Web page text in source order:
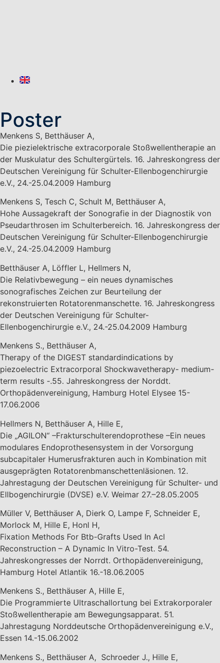
Poster
Menkens S, Betthäuser A,
Die piezielektrische extracorporale Stoßwellentherapie an
der Muskulatur des Schultergürtels. 16. Jahreskongress der
Deutschen Vereinigung für Schulter-Ellenbogenchirurgie
e.V., 24.-25.04.2009 Hamburg
Menkens S, Tesch C, Schult M, Betthäuser A,
Hohe Aussagekraft der Sonografie in der Diagnostik von
Pseudarthrosen im Schulterbereich. 16. Jahreskongress der
Deutschen Vereinigung für Schulter-Ellenbogenchirurgie
e.V., 24.-25.04.2009 Hamburg
Betthäuser A, Löffler L, Hellmers N,
Die Relativbewegung – ein neues dynamisches
sonografisches Zeichen zur Beurteilung der
rekonstruierten Rotatorenmanschette. 16. Jahreskongress
der Deutschen Vereinigung für Schulter-
Ellenbogenchirurgie e.V., 24.-25.04.2009 Hamburg
Menkens S., Betthäuser A,
Therapy of the DIGEST standardindications by
piezoelectric Extracorporal Shockwavetherapy- medium-
term results -.55. Jahreskongress der Norddt.
Orthopädenvereinigung, Hamburg Hotel Elysee 15-
17.06.2006
Hellmers N, Betthäuser A, Hille E,
Die „AGILON“ –Frakturschulterendoprothese –Ein neues
modulares Endoprothesensystem in der Vorsorgung
subcapitaler Humerusfrakturen auch in Kombination mit
ausgeprägten Rotatorenbmanschettenläsionen. 12.
Jahrestagung der Deutschen Vereinigung für Schulter- und
Ellbogenchirurgie (DVSE) e.V. Weimar 27.–28.05.2005
Müller V, Betthäuser A, Dierk O, Lampe F, Schneider E,
Morlock M, Hille E, Honl H,
Fixation Methods For Btb-Grafts Used In Acl
Reconstruction – A Dynamic In Vitro-Test. 54.
Jahreskongresses der Norrdt. Orthopädenvereinigung,
Hamburg Hotel Atlantik 16.-18.06.2005
Menkens S., Betthäuser A, Hille E,
Die Programmierte Ultraschallortung bei Extrakorporaler
Stoßwellentherapie am Bewegungsapparat. 51.
Jahrestagung Norddeutsche Orthopädenvereinigung e.V.,
Essen 14.-15.06.2002
Menkens S., Betthäuser A, Schroeder J., Hille E,